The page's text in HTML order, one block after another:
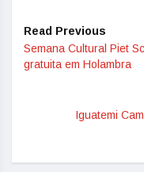
Read Previous
Semana Cultural Piet
gratuita em Holambra
Iguatemi